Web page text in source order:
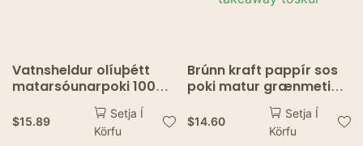
Vatnsheldur olíuþétt
matarsóunarpoki 100%
rotmassa brúnt kraft
pappírsspilfilm sorp
töskur fyrir eldhús
$15.89
Setja Í
Körfu
Brúnn kraft pappír sos
poki matur grænmeti
innkaupapoki nammi
pakki Kraft hádegispoki
brauð kex snarl matvæli
$14.60
Setja Í
Körfu